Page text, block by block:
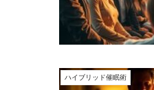
ハイブリッド催眠術